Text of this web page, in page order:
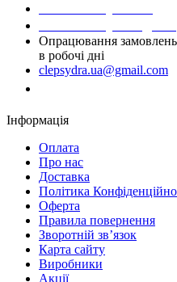
Опрацювання
в робочі дні
clepsydra.ua@gmail.com
Інформація
Оплата
Про нас
Доставка
Політика
Оферта
Правила повернення
Зворотній зв’язок
Карта сайту
Виробники
Акції